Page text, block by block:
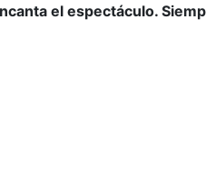
el espectáculo.